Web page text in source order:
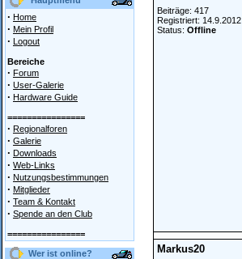
· Home
· Mein Profil
· Logout
Bereiche
· Forum
· User-Galerie
· Hardware Guide
================
· Regionalforen
· Galerie
· Downloads
· Web-Links
· Nutzungsbestimmungen
· Mitglieder
· Team & Kontakt
· Spende an den Club
================
Wer ist online?
Beiträge: 417
Registriert: 14.9.2012
Status: Offline
Markus20